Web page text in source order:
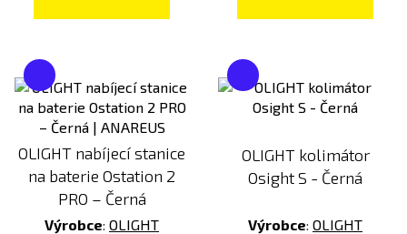
OLIGHT nabíjecí stanice
na baterie Ostation 2
PRO – Černá
Výrobce: OLIGHT
OLIGHT kolimátor
Osight S - Černá
Výrobce: OLIGHT